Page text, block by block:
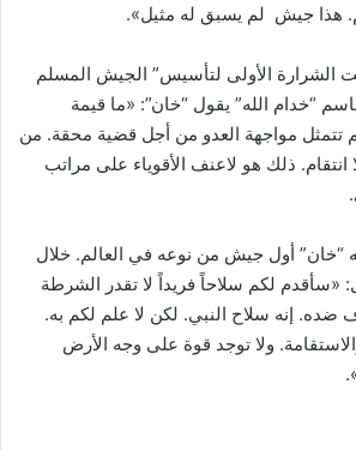
هذا جيش لم يسبق له مثيل».
الشرارة الأولى لتأسيس” الجيش المسلم
“خدام الله” يقول “خان”: «ما قيمة
لم تتمثل مواجهة العدو من أجل قضية محقة. من
انتقام. ذلك هو لاعنف الأقوياء على مراتب
“خان” أول جيش من نوعه في العالم. خلال
«سأقدم لكم سلاحاً فريداً لا تقدر الشرطة
ضده. إنه سلاح النبي. لكن لا علم لكم به.
ولا توجد قوة على وجه الأرض